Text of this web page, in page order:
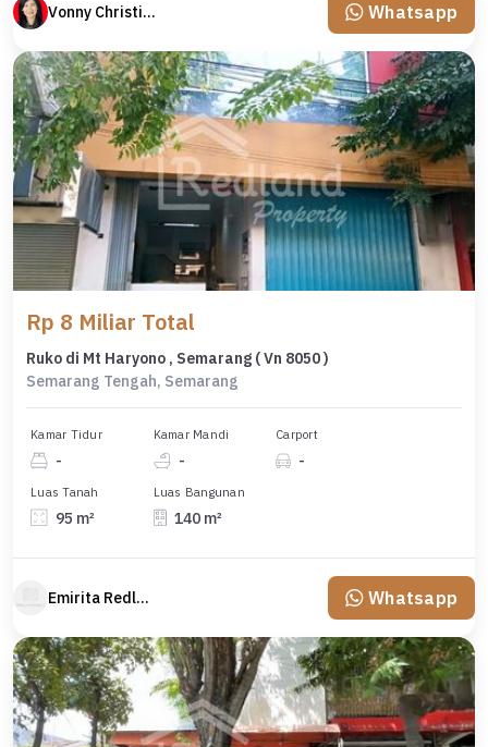
Vonny Christina Whatsapp
Rp 8 Miliar Total
Ruko di Mt Haryono , Semarang ( Vn 8050 )
Semarang Tengah, Semarang
Kamar Tidur
-
Kamar Mandi
-
Carport
-
Luas Tanah
95 m²
Luas Bangunan
140 m²
Emirita Redland Whatsapp